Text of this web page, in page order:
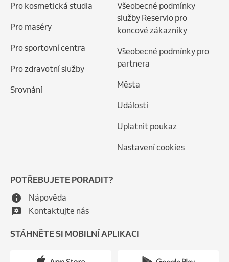
Pro kosmetická studia
Pro maséry
Pro sportovní centra
Pro zdravotní služby
Srovnání
Všeobecné podmínky
služby Reservio pro
koncové zákazníky
Všeobecné podmínky pro
partnera
Města
Události
Uplatnit poukaz
Nastavení cookies
POTŘEBUJETE PORADIT?
Nápověda
Kontaktujte nás
STÁHNĚTE SI MOBILNÍ APLIKACI